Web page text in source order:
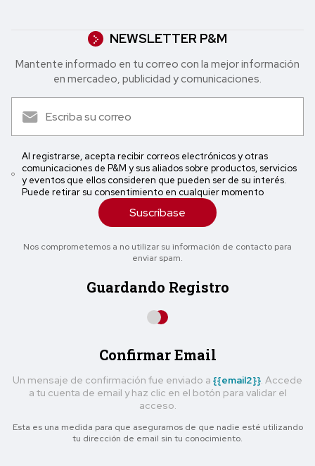
NEWSLETTER P&M
Mantente informado en tu correo con la mejor in formación
en mercadeo, publicidad y comunicaciones.
Al registrarse, acepta recibir correos electrónicos y otras
comunicaciones de P&M y sus aliados sobre productos, servicios
y eventos que ellos consideren que pueden ser de su interés.
Puede retirar su consentimiento en cualquier momento
Suscríbase
Nos comprometemos a no utilizar su información de contacto para
enviar spam.
Guardando Registro
Confirmar Email
Un mensaje de confirmación fue enviado a {{email2}} . Accede
a tu cuenta de email y haz clic en el botón para validar el
acceso.
Esta es una medida para que asegurarnos de que nadie esté utilizando
tu dirección de email sin tu conocimiento.